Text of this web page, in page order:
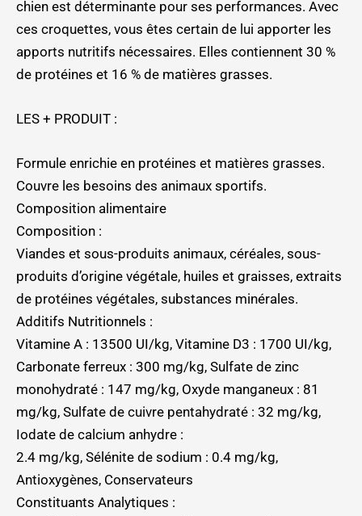
chien est déterminante pour ses performances. Avec
ces croquettes, vous êtes certain de lui apporter les
apports nutritifs nécessaires. Elles contiennent 30 %
de protéines et 16 % de matières grasses.
LES + PRODUIT :
Formule enrichie en protéines et matières grasses.
Couvre les besoins des animaux sportifs.
Composition alimentaire
Composition :
Viandes et sous-produits animaux, céréales, sous-
produits d’origine végétale, huiles et graisses, extraits
de protéines végétales, substances minérales.
Additifs Nutritionnels :
Vitamine A : 13500 UI/kg, Vitamine D3 : 1700 UI/kg,
Carbonate ferreux : 300 mg/kg, Sulfate de zinc
monohydraté : 147 mg/kg, Oxyde manganeux : 81
mg/kg, Sulfate de cuivre pentahydraté : 32 mg/kg,
Iodate de calcium anhydre :
2.4 mg/kg, Sélénite de sodium : 0.4 mg/kg,
Antioxygènes, Conservateurs
Constituants Analytiques :